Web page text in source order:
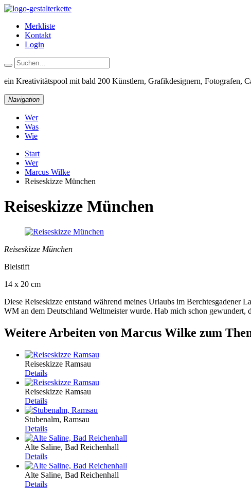
Merkliste
Kontakt
Login
ein Kreativitätspool mit bald 200 Künstlern, Grafikdesignern, Fotografen,
Navigation
Wer
Was
Wie
Start
Wer
Marcus Wilke
Reiseskizze München
Reiseskizze München
Reiseskizze München
Bleistift
14 x 20 cm
Diese Reiseskizze entstand während meines Urlaubs im Berchtesgadener
WM an dem Deutschland Weltmeister wurde. Hab mich schon gewundert,
Weitere Arbeiten von Marcus Wilke zum
Reiseskizze Ramsau
Details
Reiseskizze Ramsau
Details
Stubenalm, Ramsau
Details
Alte Saline, Bad Reichenhall
Details
Alte Saline, Bad Reichenhall
Details